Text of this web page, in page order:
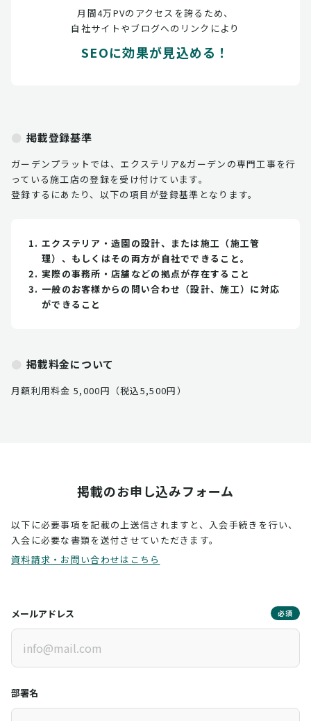
月間4万PVのアクセスを誇るため、
自社サイトやブログへのリンクにより
SEOに効果が見込める！
掲載登録基準
ガーデンプラットでは、エクステリア&ガーデンの専門工事を行
っている施工店の登録を受け付けています。
登録するにあたり、以下の項目が登録基準となります。
エクステリア・造園の設計、または施工（施工管
理）、もしくはその両方が自社でできること。
実際の事務所・店舗などの拠点が存在すること
一般のお客様からの問い合わせ（設計、施工）に対応
ができること
掲載料金について
月額利用料金 5,000円（税込5,500円）
掲載のお申し込みフォーム
以下に必要事項を記載の上送信されますと、入会手続きを行い、
入会に必要な書類を送付させていただきます。
資料請求・お問い合わせはこちら
メールアドレス 必須
部署名